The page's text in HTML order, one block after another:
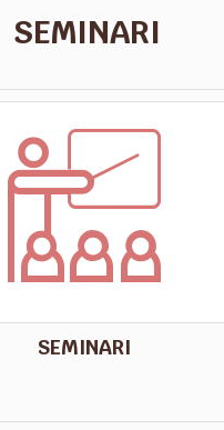
SEMINARI
SEMINARI